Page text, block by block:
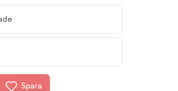
Spara